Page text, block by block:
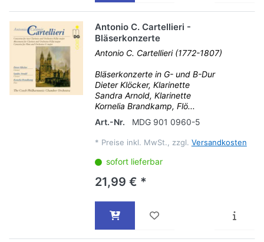
Antonio C. Cartellieri -
Bläserkonzerte
Antonio C. Cartellieri (1772-1807)
Bläserkonzerte in G- und B-Dur
Dieter Klöcker, Klarinette
Sandra Arnold, Klarinette
Kornelia Brandkamp, Flö...
Art.-Nr.
MDG 901 0960-5
* Preise inkl. MwSt., zzgl. Versandkosten
sofort lieferbar
21,99 € *